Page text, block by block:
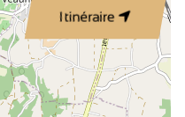
Itinéraire